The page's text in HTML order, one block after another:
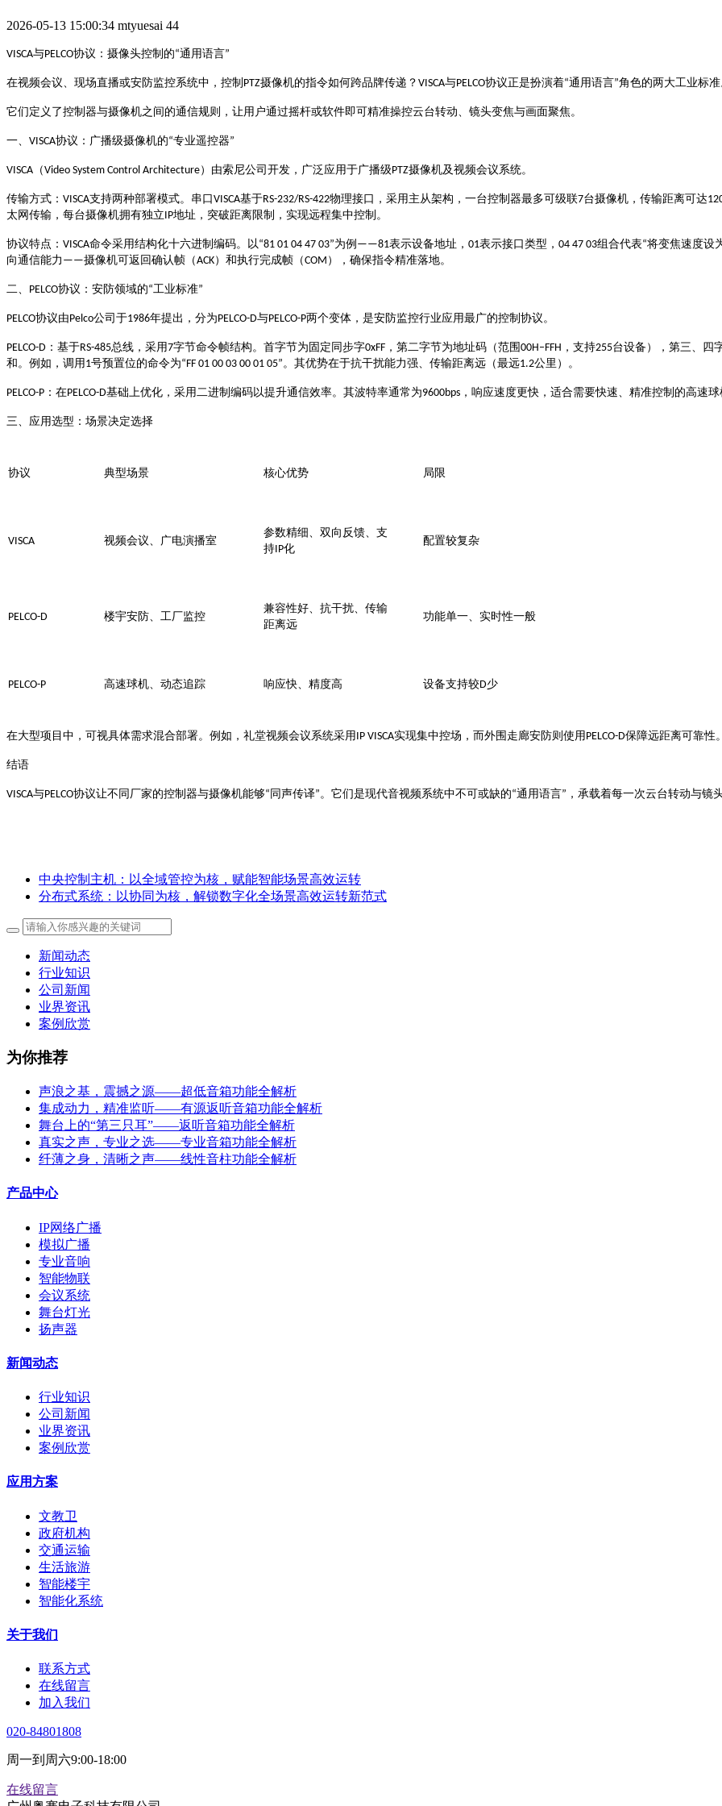
2026-05-13 15:00:34 mtyuesai 44
VISCA与PELCO协议：摄像头控制的“通用语言”
在视频会议、现场直播或安防监控系统中，控制 PTZ摄像机的指令如何跨品牌传递？ VISCA与PELCO协议正是扮演着“通用语言”角色的两大工业标准
它们定义了控制器与摄像机之间的通信规则，让用户通过摇杆或软件即可精准操控云台转动、镜头变焦与画面聚焦。
一、 VISCA协议：广播级摄像机的“专业遥控器”
VISCA （Video System Control Architecture）由索尼公司开发，广泛应用于广播级PTZ摄像机及视频会议系统。
传输方式 ： VISCA支持两种部署模式。 串口 VISCA基于RS-232/RS-422物理接口，采用主从架构，一台控制器最多可级联7台摄像机，传输距离可达
太网传输，每台摄像机拥有独立IP地址，突破距离限制，实现远程集中控制 。
协议特点 ： VISCA命令采用结构化十六进制编码。以 “81 01 04 47 03”为例 ——81表示设备地址， 01表示接口类型， 04 47 03组合代表“将变焦速度设
向通信能力 ——摄像机可返回确认帧（ACK）和执行完成帧（COM ），确保指令精准落地。
二、 PELCO协议：安防领域的“工业标准”
PELCO协议由Pelco公司于1986年提出，分为PELCO-D与PELCO-P两个变体，是安防监控行业应用最广的控制协议。
PELCO-D ：基于RS-485总线，采用7字节命令帧结构。首字节为固定同步字0xFF ，第二字节为地址码（范围00H–FFH ，支持255台设备），第三、四
和。例如，调用 1号预置位的命令为“FF 01 00 03 00 01 05”。其优势在于抗干扰能力强、 传输距离远 （最远1.2公里） 。
PELCO-P ：在PELCO-D基础上优化，采用二进制编码以提升通信效率。其波特率通常为9600bps ，响应速度更快，适合需要快速、精准控制的高速
三、应用选型：场景决定选择
协议 典型场景 核心优势 局限
VISCA 视频会议、广电演播室
参数精细、双向反馈、支
持IP化
配置较复杂
PELCO-D 楼宇安防、工厂监控
兼容性好、抗干扰、传输
距离远
功能单一、实时性一般
PELCO-P 高速球机、动态追踪 响应快、精度高 设备支持较D少
在大型项目中，可视具体需求混合部署。例如，礼堂视频会议系统采用 IP VISCA实现集中控场，而外围走廊安防则使用 PELCO-D保障远距离可靠性。
结语
VISCA与PELCO协议让不同厂家的控制器与摄像机能够“同声传译” 。它们是现代音视频系统中不可或缺的“通用语言” ，承载着每一次云台转动与镜
中央控制主机：以全域管控为核，赋能智能场景高效运转
分布式系统：以协同为核，解锁数字化全场景高效运转新范式
新闻动态
行业知识
公司新闻
业界资讯
案例欣赏
为你推荐
声浪之基，震撼之源——超低音箱功能全解析
集成动力，精准监听——有源返听音箱功能全解析
舞台上的“第三只耳”——返听音箱功能全解析
真实之声，专业之选——专业音箱功能全解析
纤薄之身，清晰之声——线性音柱功能全解析
产品中心
IP网络广播
模拟广播
专业音响
智能物联
会议系统
舞台灯光
扬声器
新闻动态
行业知识
公司新闻
业界资讯
案例欣赏
应用方案
文教卫
政府机构
交通运输
生活旅游
智能楼宇
智能化系统
关于我们
联系方式
在线留言
加入我们
020-84801808
周一到周六9:00-18:00
在线留言